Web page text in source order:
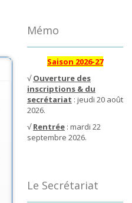
Mémo
Saison 2026-27
√Ouverture des
inscriptions & du
secrétariat : jeudi 20 août
2026.
√Rentrée: mardi 22
septembre 2026.
Le Secrétariat